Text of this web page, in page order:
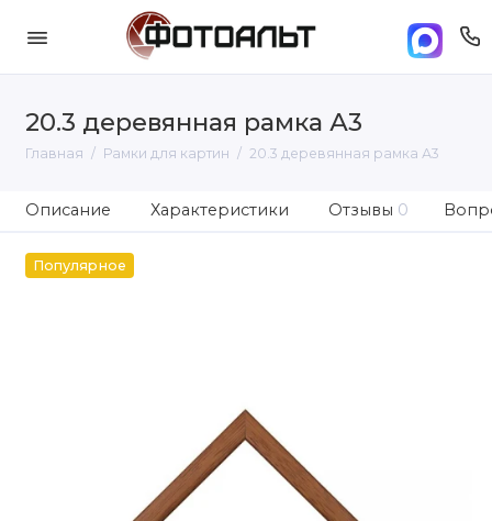
20.3 деревянная рамка А3
Главная Рамки для картин 20.3 деревянная рамка А3
Описание Характеристики Отзывы 0
Популярное